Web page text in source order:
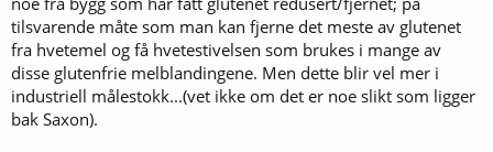
tilsvarende måte som man kan fjerne det meste av glutenet
fra hvetemel og få hvetestivelsen som brukes i mange av
disse glutenfrie melblandingene. Men dette blir vel mer i
industriell målestokk...(vet ikke om det er noe slikt som ligger
bak Saxon).